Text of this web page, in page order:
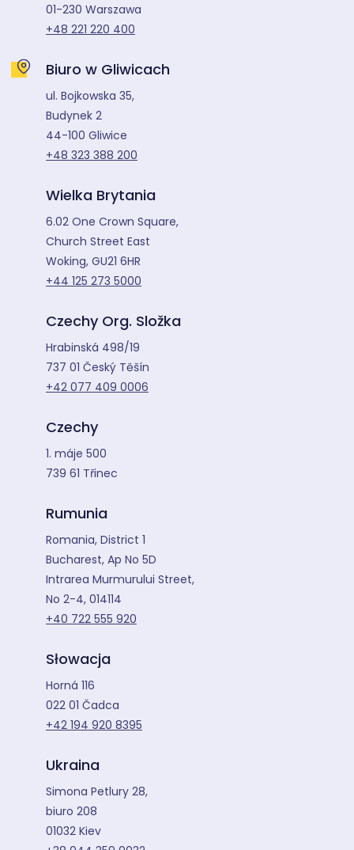
01-230 Warszawa
+48 221 220 400
Biuro w Gliwicach
ul. Bojkowska 35,
Budynek 2
44-100 Gliwice
+48 323 388 200
Wielka Brytania
6.02 One Crown Square,
Church Street East
Woking, GU21 6HR
+44 125 273 5000
Czechy Org. Složka
Hrabinská 498/19
737 01 Český Těšín
+42 077 409 0006
Czechy
1. máje 500
739 61 Třinec
Rumunia
Romania, District 1
Bucharest, Ap No 5D
Intrarea Murmurului Street,
No 2-4, 014114
+40 722 555 920
Słowacja
Horná 116
022 01 Čadca
+42 194 920 8395
Ukraina
Simona Petlury 28,
biuro 208
01032 Kiev